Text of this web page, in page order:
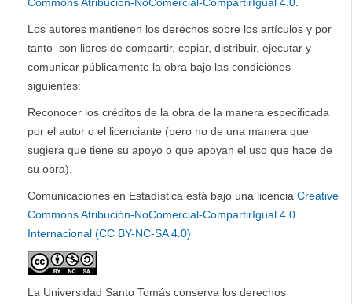
Los autores mantienen los derechos sobre los artículos y por
tanto son libres de compartir, copiar, distribuir, ejecutar y
comunicar públicamente la obra bajo las condiciones
siguientes:
Reconocer los créditos de la obra de la manera especificada
por el autor o el licenciante (pero no de una manera que
sugiera que tiene su apoyo o que apoyan el uso que hace de
su obra).
Comunicaciones en Estadística está bajo una licencia Creative
Commons Atribución-NoComercial-CompartirIgual 4.0
Internacional (CC BY-NC-SA 4.0)
La Universidad Santo Tomás conserva los derechos